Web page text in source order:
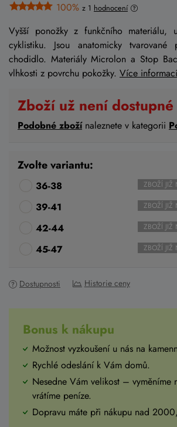
100% z 1 hodnocení
Vyšší ponožky z funkčního materiálu,
cyklistiku. Jsou anatomicky
chodidlo. Materiály Microlon a Stop
vlhkosti z povrchu pokožky. Více
Zboží už není dostupné
Podobné zbožínaleznete v kategorii
Zvolte variantu:
36-38 ZBOŽÍ JIŽ
39-41 ZBOŽÍ JIŽ
42-44 ZBOŽÍ JIŽ
45-47 ZBOŽÍ JIŽ
Dostupnosti Historie ceny
Bonus k nákupu
Možnost vyzkoušení u nás na
Rychlé odeslání k Vám domů.
Nesedne Vám velikost – vyměníme
vrátíme peníze.
Dopravu máte při nákupu nad